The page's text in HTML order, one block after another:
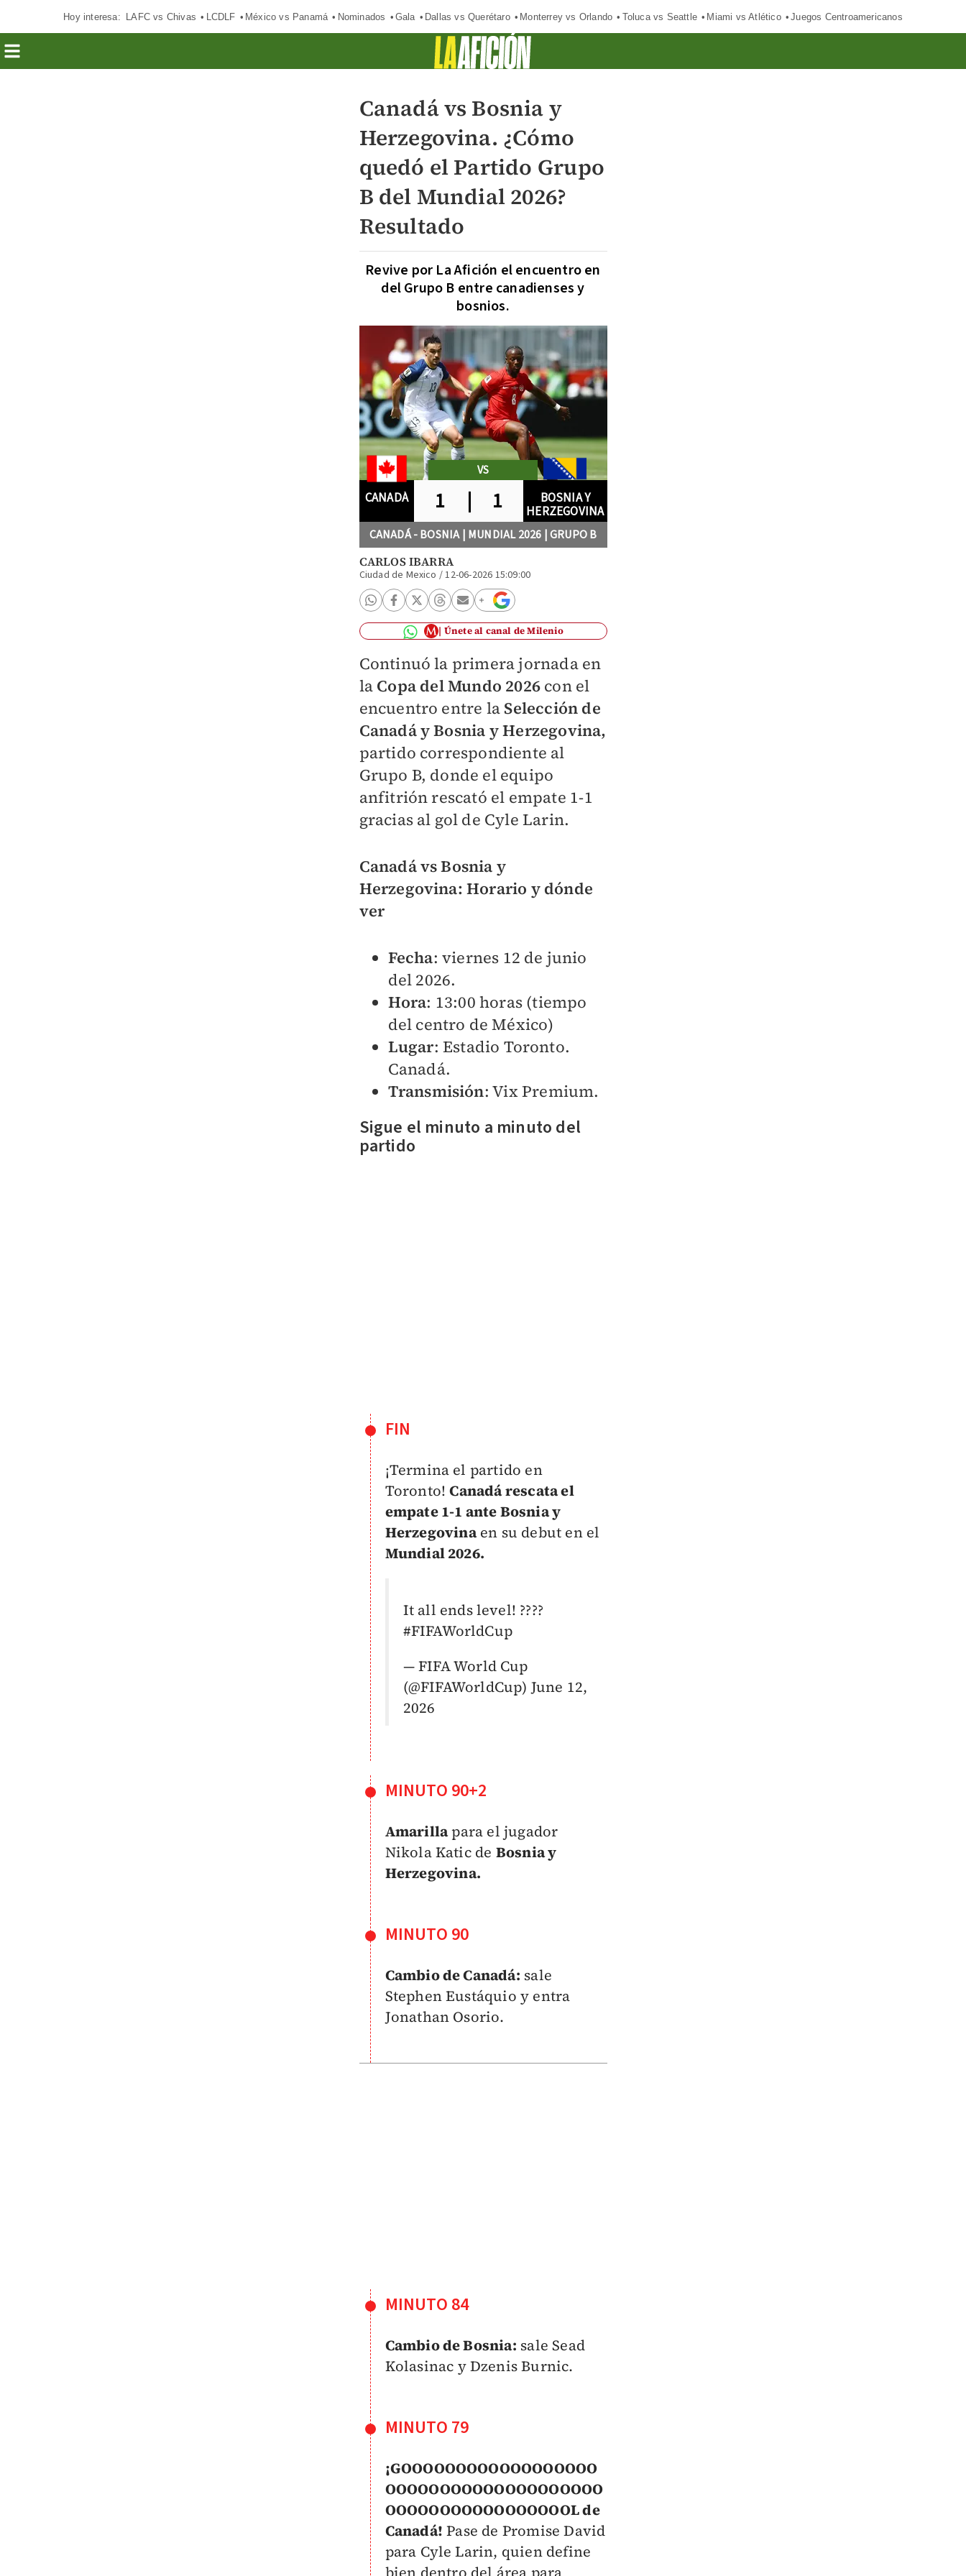
Hoy interesa: LAFC vs Chivas LCDLF México vs Panamá Nominados Gala Dallas vs Querétaro Monterrey vs Orlando Toluca vs Seattle Miami vs Atlético Juegos Centroamericanos
Canadá vs Bosnia y
Herzegovina. ¿Cómo
quedó el Partido Grupo
B del Mundial 2026?
Resultado
Revive por La Afición el encuentro en
del Grupo B entre canadienses y
bosnios.
VS
CANADÁ 1 | 1 BOSNIA Y
HERZEGOVINA
CANADÁ - BOSNIA | MUNDIAL 2026 | GRUPO B
CARLOS IBARRA
Ciudad de Mexico /12-06-2026 15:09:00
Únete al canal de Milenio
Continuó la primera jornada en
la Copa del Mundo 2026con el
encuentro entre la Selección de
Canadá y Bosnia y Herzegovina,
partido correspondiente al
Grupo B, donde el equipo
anfitrión rescató el empate 1-1
gracias al gol de Cyle Larin.
Canadá vs Bosnia y
Herzegovina: Horario y dónde
ver
Fecha: viernes 12 de junio
del 2026.
Hora: 13:00 horas (tiempo
del centro de México)
Lugar: Estadio Toronto.
Canadá.
Transmisión: Vix Premium.
Sigue el minuto a minuto del
partido
FIN
¡Termina el partido en
Toronto!Canadá rescata el
empate 1-1 ante Bosnia y
Herzegovinaen su debut en el
Mundial 2026.
It all ends level! ????
#FIFAWorldCup
— FIFA World Cup
(@FIFAWorldCup) June 12,
2026
MINUTO 90+2
Amarillapara el jugador
Nikola Katic de Bosnia y
Herzegovina.
MINUTO 90
Cambio de Canadá: sale
Stephen Eustáquio y entra
Jonathan Osorio.
MINUTO 84
Cambio de Bosnia: sale Sead
Kolasinac y Dzenis Burnic.
MINUTO 79
¡GOOOOOOOOOOOOOOOOOO
OOOOOOOOOOOOOOOOOOOO
OOOOOOOOOOOOOOOOOL de
Canadá! Pase de Promise David
para Cyle Larin, quien define